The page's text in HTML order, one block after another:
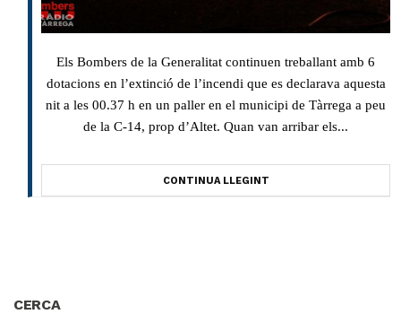
Els Bombers de la Generalitat continuen treballant amb 6
dotacions en l’extinció de l’incendi que es declarava aquesta
nit a les 00.37 h en un paller en el municipi de Tàrrega a peu
de la C-14, prop d’Altet. Quan van arribar els...
CONTINUA LLEGINT
CERCA